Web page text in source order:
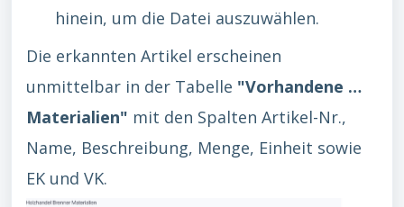
hinein, um die Datei auszuwählen.
Die erkannten Artikel erscheinen
unmittelbar in der Tabelle "Vorhandene …
Materialien" mit den Spalten Artikel-Nr.,
Name, Beschreibung, Menge, Einheit sowie
EK und VK.